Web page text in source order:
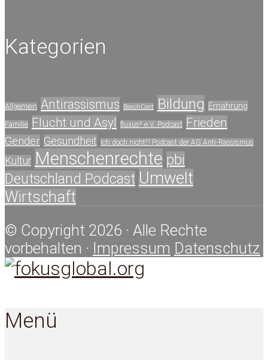
Kategorien
Allgemein Antirassismus BaschCast Bildung Ernährung
Familie Flucht und Asyl fluxus² e.V. Podcast Frieden
Gender Gesundheit Ich doch nicht!? Podcast der AG Anti-Rassismus
Kultur Menschenrechte pbi
Deutschland Podcast Umwelt
Wirtschaft
© Copyright 2026 · Alle Rechte
vorbehalten · Impressum Datenschutz
Menü